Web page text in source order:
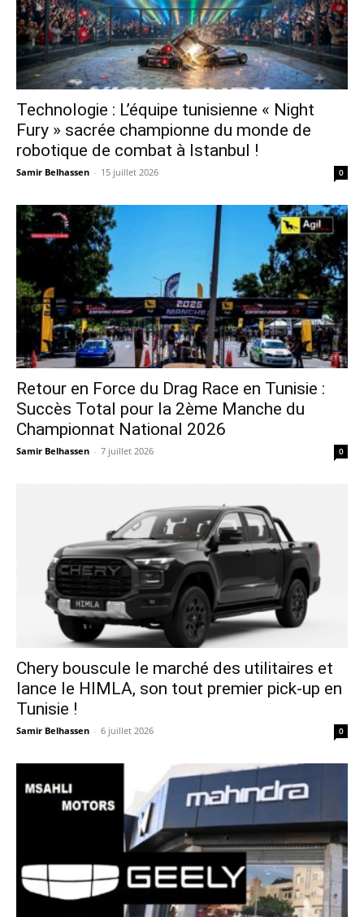
Technologie : L’équipe tunisienne « Night
Fury » sacrée championne du monde de
robotique de combat à Istanbul !
Samir Belhassen - 15 juillet 2026 0
Retour en Force du Drag Race en Tunisie :
Succès Total pour la 2ème Manche du
Championnat National 2026
Samir Belhassen - 7 juillet 2026 0
Chery bouscule le marché des utilitaires et
lance le HIMLA, son tout premier pick-up en
Tunisie !
Samir Belhassen - 6 juillet 2026 0